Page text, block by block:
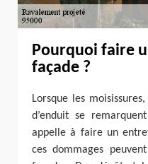
Pourquoi faire
façade ?
Lorsque les
d’enduit se
appelle à faire un
ces dommages